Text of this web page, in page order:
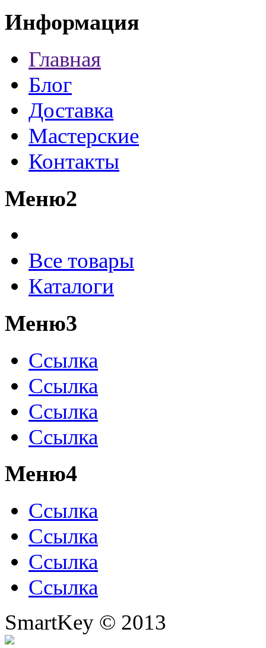
Информация
Главная
Блог
Доставка
Мастерские
Контакты
Меню2
Все товары
Каталоги
Меню3
Ссылка
Ссылка
Ссылка
Ссылка
Меню4
Ссылка
Ссылка
Ссылка
Ссылка
SmartKey © 2013